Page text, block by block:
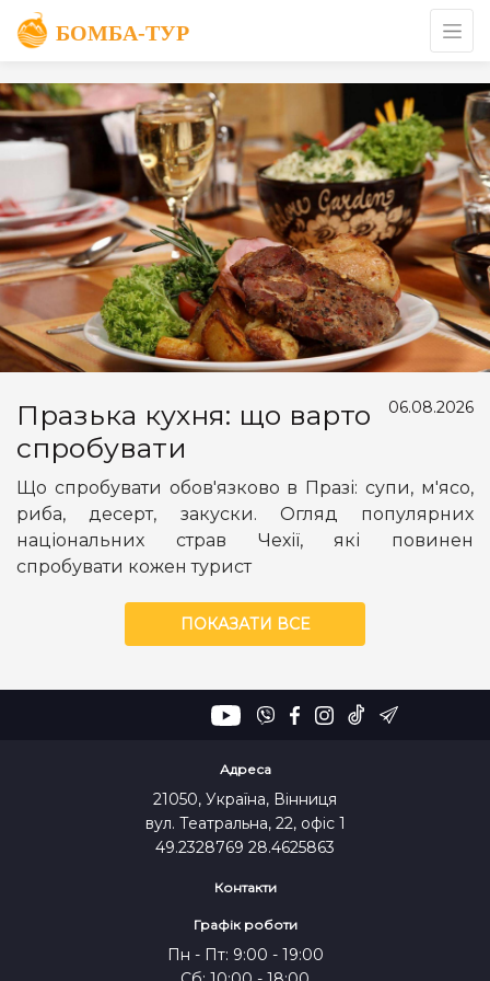
Празька кухня: що варто
спробувати
06.08.2026
Що спробувати обов'язково в Празі: супи, м'ясо,
риба, десерт, закуски. Огляд популярних
національних страв Чехії, які повинен
спробувати кожен турист
ПОКАЗАТИ ВСЕ
Адреса
21050, Україна, Вінниця
вул. Театральна, 22, офіс 1
49.2328769 28.4625863
Контакти
Графік роботи
Пн - Пт: 9:00 - 19:00